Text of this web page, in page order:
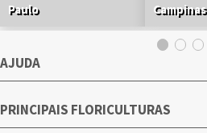
Paulo
Campinas
AJUDA
PRINCIPAIS FLORICULTURAS